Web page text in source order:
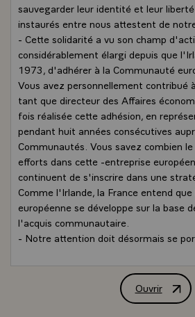
sauvegarder leur identité et leur
instaurés entre nous attestent de
- Cette solidarité a vu son champ
considérablement élargi depuis que
1973, d'adhérer à la Communauté
Vous avez personnellement contribué
tant que directeur des Affaires
fois réalisée cette adhésion, en
pendant huit années consécutives
Communautés. Vous savez combien
efforts dans cette -entreprise
continuent de s'inscrire dans une
Comme l'Irlande, la France entend
européenne se développe sur la base
l'acquis communautaire.
- Notre attention doit désormais se
recherchées dans les domaines
Votre présence nous apporte une
Ouvrir
Allocution